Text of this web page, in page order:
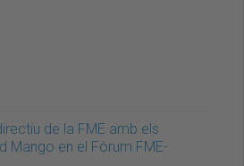
de la FME amb els
Mango en el Fòrum FME-